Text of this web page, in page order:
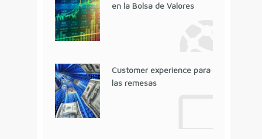
en la Bolsa de Valores
Customer experience para
las remesas